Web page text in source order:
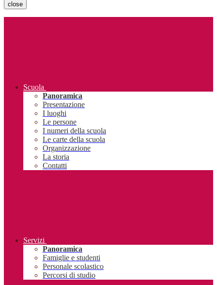
close
Scuola
Panoramica
Presentazione
I luoghi
Le persone
I numeri della scuola
Le carte della scuola
Organizzazione
La storia
Contatti
Servizi
Panoramica
Famiglie e studenti
Personale scolastico
Percorsi di studio